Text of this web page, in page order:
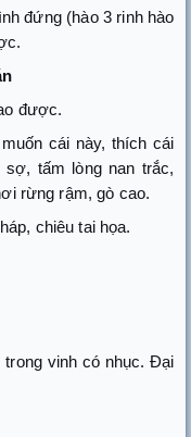
đứng (hào 3 rinh hào
được.
cái này, thích cái
tấm lòng nan trắc,
rừng rậm, gò cao.
chiêu tai họa.
vinh có nhục. Đại